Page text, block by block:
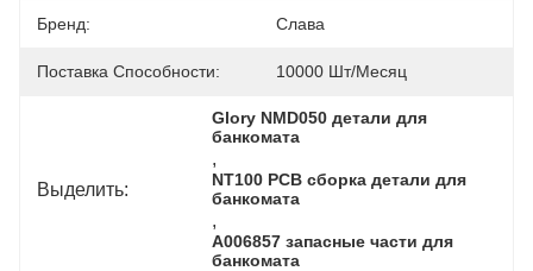
Бренд: Слава
Поставка Способности: 10000 Шт/месяц
Выделить:
Glory NMD050 детали для
банкомата
,
NT100 PCB сборка детали для
банкомата
,
A006857 запасные части для
банкомата